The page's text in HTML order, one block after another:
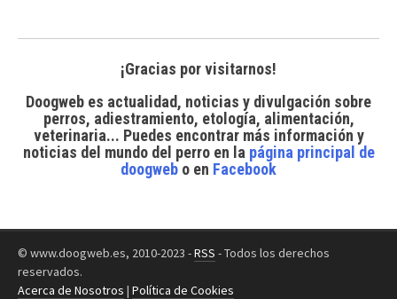
¡Gracias por visitarnos!
Doogweb es actualidad, noticias y divulgación sobre
perros, adiestramiento, etología, alimentación,
veterinaria... Puedes encontrar más información y
noticias del mundo del perroen la página principal de
doogweb o en Facebook
© www.doogweb.es, 2010-2023 -RSS - Todos los derechos
reservados.
Acerca de Nosotros | Política de Cookies